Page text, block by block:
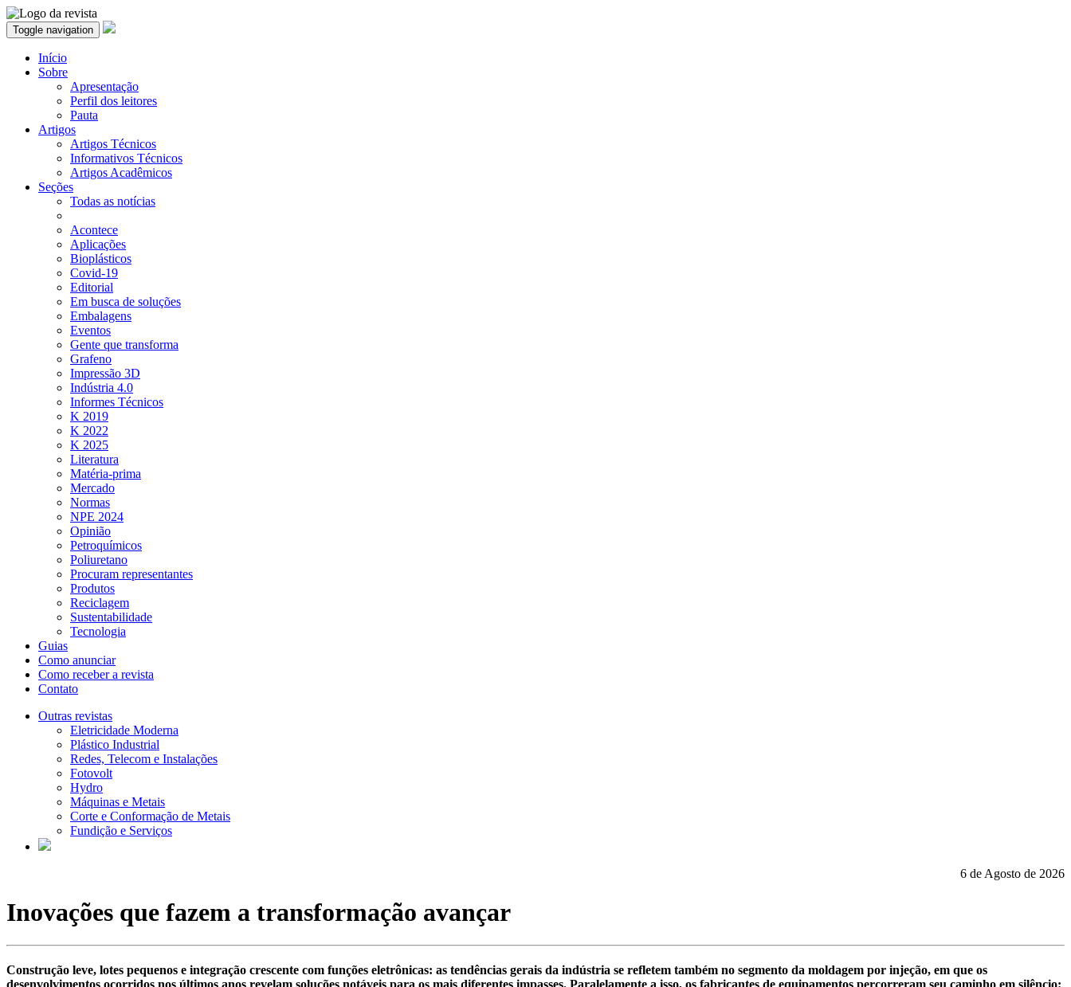
Toggle navigation
Início
Sobre
Apresentação
Perfil dos leitores
Pauta
Artigos
Artigos Técnicos
Informativos Técnicos
Artigos Acadêmicos
Seções
Todas as notícias
Acontece
Aplicações
Bioplásticos
Covid-19
Editorial
Em busca de soluções
Embalagens
Eventos
Gente que transforma
Grafeno
Impressão 3D
Indústria 4.0
Informes Técnicos
K 2019
K 2022
K 2025
Literatura
Matéria-prima
Mercado
Normas
NPE 2024
Opinião
Petroquímicos
Poliuretano
Procuram representantes
Produtos
Reciclagem
Sustentabilidade
Tecnologia
Guias
Como anunciar
Como receber a revista
Contato
Outras revistas
Eletricidade Moderna
Plástico Industrial
Redes, Telecom e Instalações
Fotovolt
Hydro
Máquinas e Metais
Corte e Conformação de Metais
Fundição e Serviços
6 de Agosto de 2026
Inovações que fazem a transformação avançar
Construção leve, lotes pequenos e integração crescente com funções eletrônicas: as tendências gerais da indústria se refletem também no segmento da moldagem por injeção, em que os